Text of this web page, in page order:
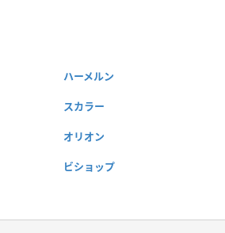
ハーメルン
スカラー
オリオン
ビショップ